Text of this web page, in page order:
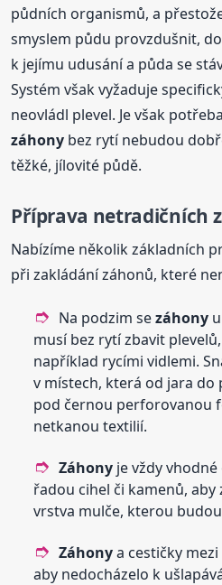
půdních organismů, a
smyslem půdu provzdušnit,
k jejímu udusání a půda se
Systém však vyžaduje
neovládl plevel. Je však
záhony bez rytí nebudou
těžké, jílovité půdě.
Příprava netradičních
Nabízíme několik základních
při zakládání záhonů, které
Na podzim sezáhony
musí bez rytí zbavit
například rycími vidlemi.
v místech, která od jara do
pod černou perforovanou
netkanou textilií.
Záhony je vždy
řadou cihel či kamenů, aby
vrstva mulče, kterou
Záhonya cestičky
aby nedocházelo k